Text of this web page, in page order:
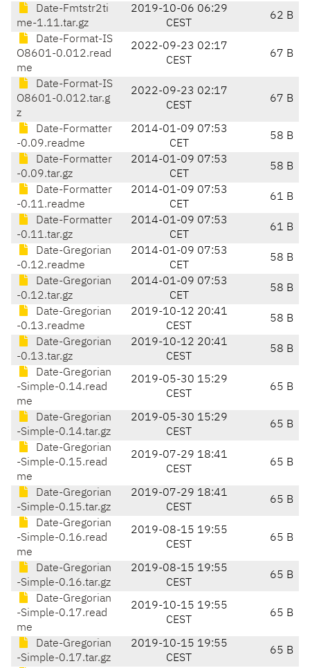
Date-Fmtstr2ti
me-1.11.tar.gz
2019-10-06 06:29
CEST
62 B
Date-Format-IS
O8601-0.012.read
me
2022-09-23 02:17
CEST
67 B
Date-Format-IS
O8601-0.012.tar.g
z
2022-09-23 02:17
CEST
67 B
Date-Formatter
-0.09.readme
2014-01-09 07:53
CET
58 B
Date-Formatter
-0.09.tar.gz
2014-01-09 07:53
CET
58 B
Date-Formatter
-0.11.readme
2014-01-09 07:53
CET
61 B
Date-Formatter
-0.11.tar.gz
2014-01-09 07:53
CET
61 B
Date-Gregorian
-0.12.readme
2014-01-09 07:53
CET
58 B
Date-Gregorian
-0.12.tar.gz
2014-01-09 07:53
CET
58 B
Date-Gregorian
-0.13.readme
2019-10-12 20:41
CEST
58 B
Date-Gregorian
-0.13.tar.gz
2019-10-12 20:41
CEST
58 B
Date-Gregorian
-Simple-0.14.read
me
2019-05-30 15:29
CEST
65 B
Date-Gregorian
-Simple-0.14.tar.gz
2019-05-30 15:29
CEST
65 B
Date-Gregorian
-Simple-0.15.read
me
2019-07-29 18:41
CEST
65 B
Date-Gregorian
-Simple-0.15.tar.gz
2019-07-29 18:41
CEST
65 B
Date-Gregorian
-Simple-0.16.read
me
2019-08-15 19:55
CEST
65 B
Date-Gregorian
-Simple-0.16.tar.gz
2019-08-15 19:55
CEST
65 B
Date-Gregorian
-Simple-0.17.read
me
2019-10-15 19:55
CEST
65 B
Date-Gregorian
-Simple-0.17.tar.gz
2019-10-15 19:55
CEST
65 B